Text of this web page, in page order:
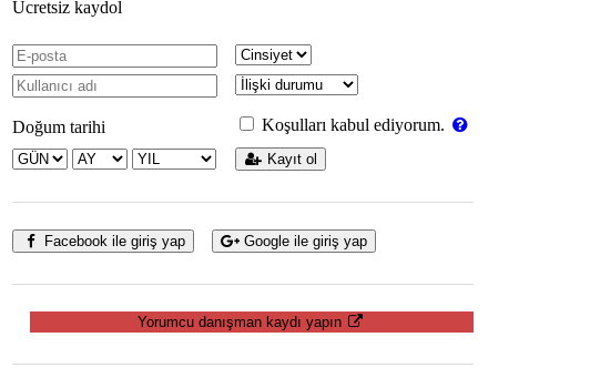
Ücretsiz kaydol
Doğum tarihi Koşulları kabul ediyorum.
Kayıt ol
Facebook ile giriş yap Google ile giriş yap
Yorumcu danışman kaydı yapın